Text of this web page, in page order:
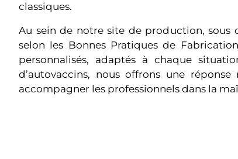
classiques.
Au sein de notre site de production,
selon les Bonnes Pratiques de
personnalisés, adaptés à chaque
d’autovaccins, nous offrons une
accompagner les professionnels dans la